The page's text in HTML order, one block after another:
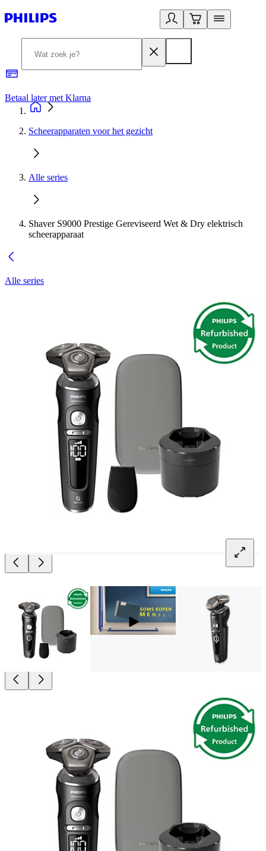
Betaal later met Klarna
Scheerapparaten voor het gezicht
Alle series
Shaver S9000 Prestige Gereviseerd Wet & Dry elektrisch
scheerapparaat
Alle series